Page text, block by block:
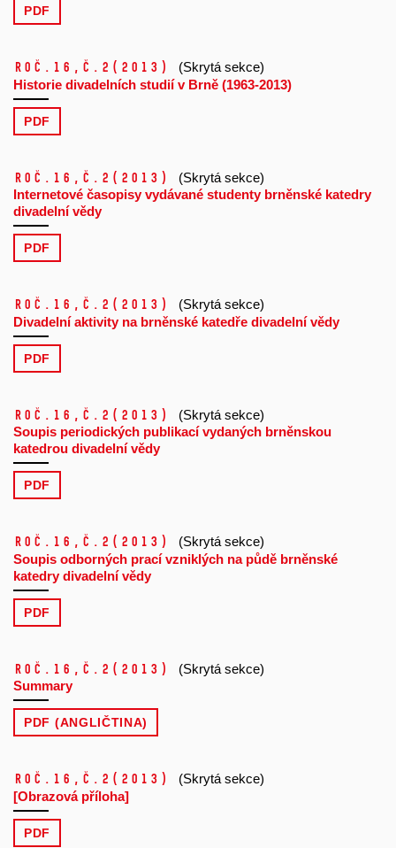
PDF
Roč.16, č.2 (2013)
(Skrytá sekce)
Historie divadelních studií v Brně (1963-2013)
PDF
Roč.16, č.2 (2013)
(Skrytá sekce)
Internetové časopisy vydávané studenty brněnské katedry
divadelní vědy
PDF
Roč.16, č.2 (2013)
(Skrytá sekce)
Divadelní aktivity na brněnské katedře divadelní vědy
PDF
Roč.16, č.2 (2013)
(Skrytá sekce)
Soupis periodických publikací vydaných brněnskou
katedrou divadelní vědy
PDF
Roč.16, č.2 (2013)
(Skrytá sekce)
Soupis odborných prací vzniklých na půdě brněnské
katedry divadelní vědy
PDF
Roč.16, č.2 (2013)
(Skrytá sekce)
Summary
PDF (ANGLIČTINA)
Roč.16, č.2 (2013)
(Skrytá sekce)
[Obrazová příloha]
PDF